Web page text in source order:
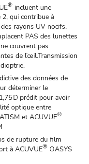
® incluent une
qui contribue à
rayons UV nocifs.
PAS des lunettes
couvrent pas
de l’œil.Transmission
des données de
déterminer le
D prédit pour avoir
optique entre
et ACUVUE®
de rupture du film
à ACUVUE® OASYS